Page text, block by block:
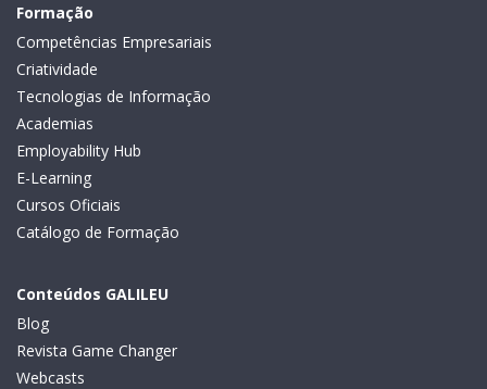
Formação
Competências Empresariais
Criatividade
Tecnologias de Informação
Academias
Employability Hub
E-Learning
Cursos Oficiais
Catálogo de Formação
Conteúdos GALILEU
Blog
Revista Game Changer
Webcasts